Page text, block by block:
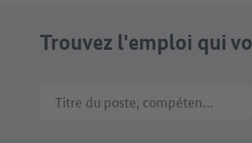
Trouvez l'emploi qui